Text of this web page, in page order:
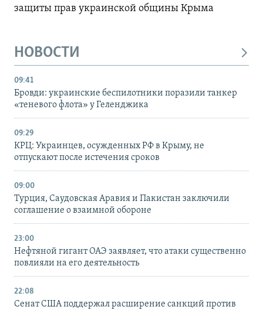
защиты прав украинской общины Крыма
НОВОСТИ
09:41
Бровди: украинские беспилотники поразили танкер
«теневого флота» у Геленджика
09:29
КРЦ: Украинцев, осужденных РФ в Крыму, не
отпускают после истечения сроков
09:00
Турция, Саудовская Аравия и Пакистан заключили
соглашение о взаимной обороне
23:00
Нефтяной гигант ОАЭ заявляет, что атаки существенно
повлияли на его деятельность
22:08
Сенат США поддержал расширение санкций против